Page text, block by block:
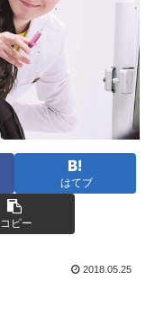
はてブ
コピー
2018.05.25